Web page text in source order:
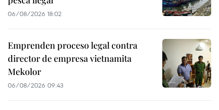
06/08/2026 18:02
Emprenden proceso legal contra
director de empresa vietnamita
Mekolor
06/08/2026 09:43